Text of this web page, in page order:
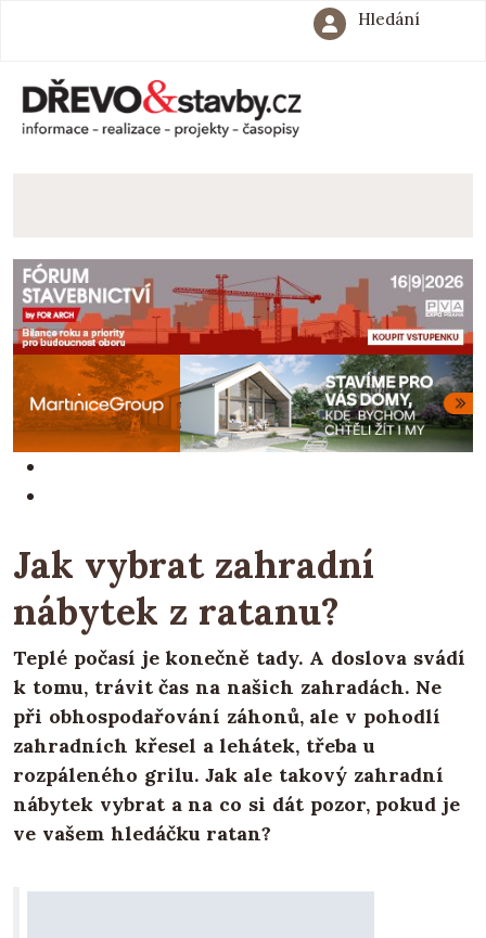
Hledání
Jak vybrat zahradní
nábytek z ratanu?
Teplé počasí je konečně tady. A doslova svádí
k tomu, trávit čas na našich zahradách. Ne
při obhospodařování záhonů, ale v pohodlí
zahradních křesel a lehátek, třeba u
rozpáleného grilu. Jak ale takový zahradní
nábytek vybrat a na co si dát pozor, pokud je
ve vašem hledáčku ratan?